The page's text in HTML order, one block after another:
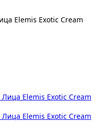
Elemis Exotic Cream